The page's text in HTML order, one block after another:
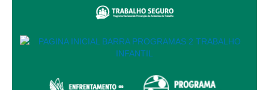
Comitê Gestor Regional do PJe
Processuais Unificadas